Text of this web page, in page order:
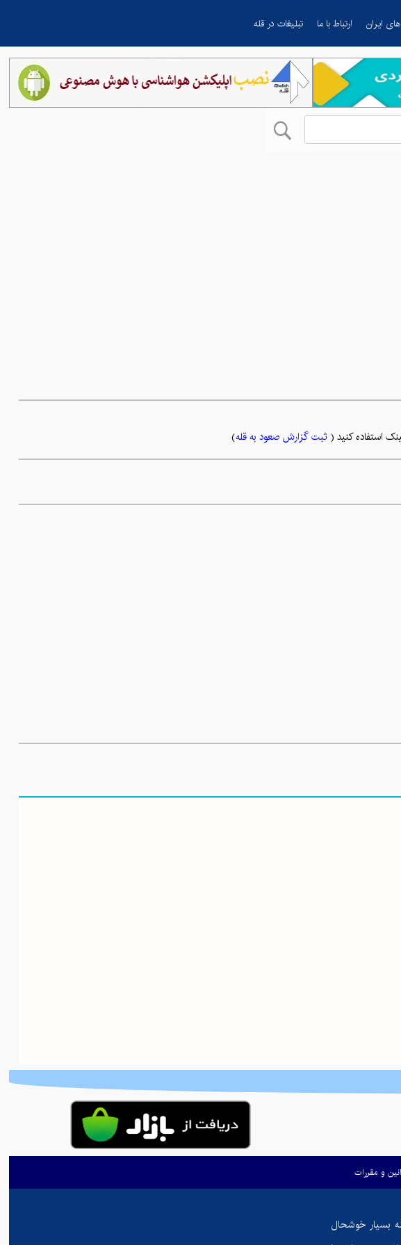
ایران ارتباط با ما تبلیغات در قله
کنید ( ثبت گزارش صعود به قله)
و مقررات
بسیار خوشحال